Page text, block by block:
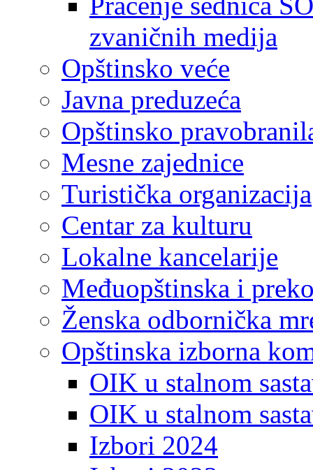
zvaničnih medija
Opštinsko veće
Javna preduzeća
Opštinsko
Mesne zajednice
Turistička organizacija
Centar za kulturu
Lokalne kancelarije
Međuopštinska i
Ženska odbornička
Opštinska izborna
OIK u stalnom
OIK u stalnom
Izbori 2024